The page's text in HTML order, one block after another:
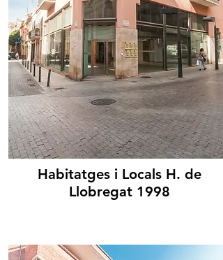
Habitatges i Locals H. de
Llobregat 1998